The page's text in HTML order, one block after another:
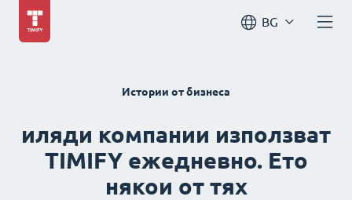
BG
Истории от бизнеса
иляди компании използват
TIMIFY ежедневно. Ето
някои от тях